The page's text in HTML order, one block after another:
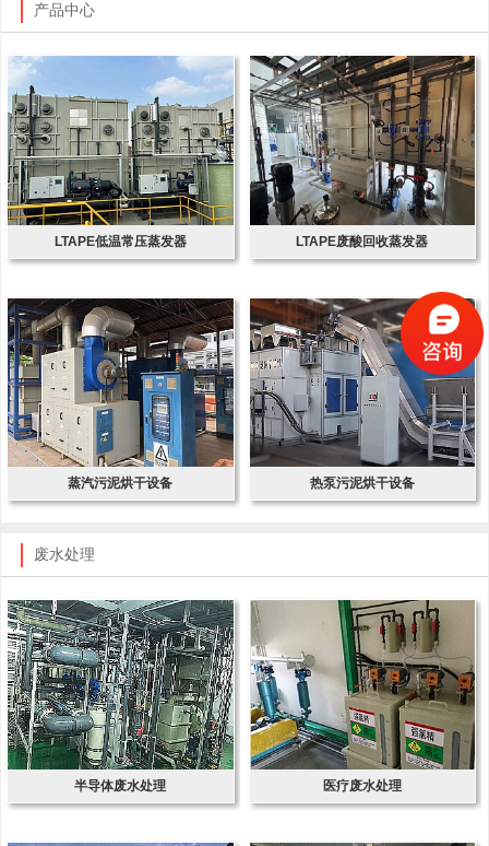
产品中心
LTAPE低温常压蒸发器 LTAPE废酸回收蒸发器
蒸汽污泥烘干设备 热泵污泥烘干设备
废水处理
半导体废水处理 医疗废水处理